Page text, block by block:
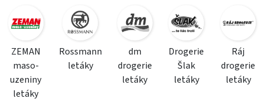
ZEMAN
maso-
uzeniny
letáky
Rossmann
letáky
dm
drogerie
letáky
Drogerie
Šlak
letáky
Ráj
drogerie
letáky